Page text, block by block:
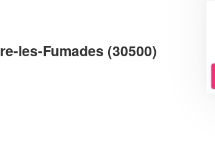
les-Fumades (30500)